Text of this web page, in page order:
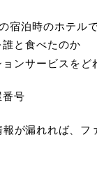
宿泊時のホテル
と食べたのか
ョンサービスをど
番号
が漏れれば、フ